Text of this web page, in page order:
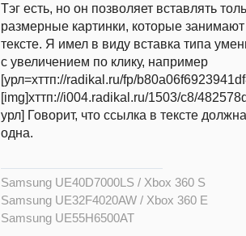
Тэг есть, но он позволяет вставлять
размерные картинки, которые
тексте. Я имел в виду вставка типа
с увеличением по клику, например
[урл=хттп://radikal.ru/fp/
[img]хттп://i004.radikal.ru/1503/c8/
урл] Говорит, что ссылка в тексте
одна.
Samsung UE40D7000LS / Xbox 360 S
Samsung UE32F4020AW / Xbox 360 E
Samsung UE55H6500AT